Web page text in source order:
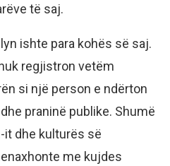
të saj.
ishte para kohës së saj.
regjistron vetëm
si një person e ndërton
praninë publike. Shumë
it dhe kulturës së
me kujdes